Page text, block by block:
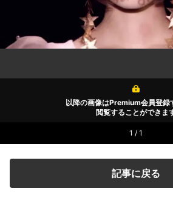
以降の画像はPremium会員登録
閲覧することができま
1 / 1
記事に戻る